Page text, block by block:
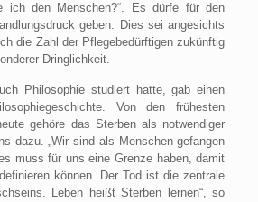
ich den Menschen?“. Es dürfe für den
geben. Dies sei angesichts
die Zahl der Pflegebedürftigen zukünftig
Dringlichkeit.
Philosophie studiert hatte, gab einen
Von den frühesten
gehöre das Sterben als notwendiger
dazu. „Wir sind als Menschen gefangen
muss für uns eine Grenze haben, damit
können. Der Tod ist die zentrale
Leben heißt Sterben lernen“, so